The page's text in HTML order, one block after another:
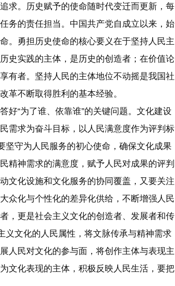
。历史赋予的使命随时代变迁而更新，每
务的责任担当。中国共产党自成立以来，始
。勇担历史使命的核心要义在于坚持人民主
史实践的主体，是历史的创造者；在价值论
有者。坚持人民的主体地位不动摇是我国社
革不断取得胜利的基本经验。
“为了谁、依靠谁”的关键问题。文化建设
需求为奋斗目标，以人民满意度作为评判标
坚守为人民服务的初心使命，确保文化成果
精神需求的满意度，赋予人民对成果的评判
文化设施和文化服务的协同覆盖，又要关注
众化与个性化的差异化供给，不断增强人民
，更是社会主义文化的创造者、发展者和传
义文化的人民属性，将文脉传承与精神需求
人民对文化的参与面，将创作主体与表现主
文化表现的主体，积极反映人民生活，要把